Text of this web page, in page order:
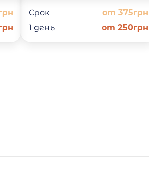
Срок
1 день
от 375грн
от 250грн